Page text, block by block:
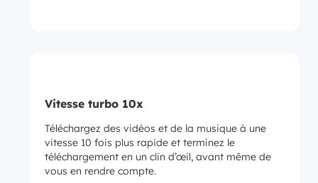
Vitesse turbo 10x
Téléchargez des vidéos et de la musique à une
vitesse 10 fois plus rapide et terminez le
téléchargement en un clin d’œil, avant même de
vous en rendre compte.